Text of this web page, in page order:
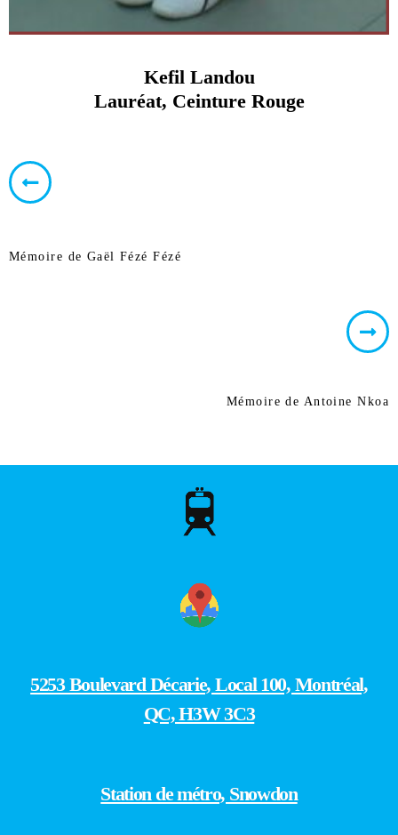
Kefil Landou
Lauréat, Ceinture Rouge
Mémoire de Gaël Fézé Fézé
Mémoire de Antoine Nkoa
5253 Boulevard Décarie, Local 100, Montréal,
QC, H3W 3C3
Station de métro, Snowdon